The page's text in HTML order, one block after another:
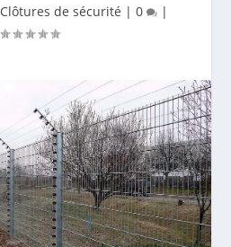
Clôtures de sécurité | 0 |